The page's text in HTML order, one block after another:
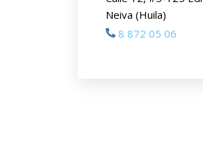
Neiva (Huila)
8 872 05 06